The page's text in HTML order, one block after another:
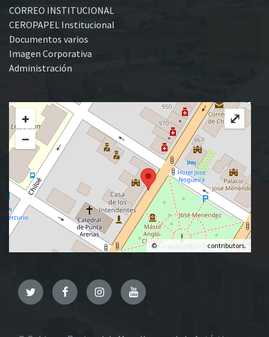
CORREO INSTITUCIONAL
CEROPAPEL Institucional
Documentos varios
Imagen Corporativa
Administración
+
−
© OpenStreetMap contributors.
⤢
TwitterFacebookInstagramYouTube